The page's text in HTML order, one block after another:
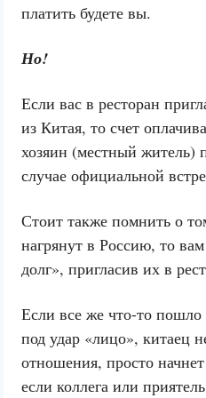
платить будете вы.
Но!
Если вас в ресторан
из Китая, то счет
хозяин (местный житель)
случае официальной
Стоит также помнить о
нагрянут в Россию, то
долг», пригласив их в
Если все же что-то пошло
под удар «лицо», китаец
отношения, просто
если коллега или